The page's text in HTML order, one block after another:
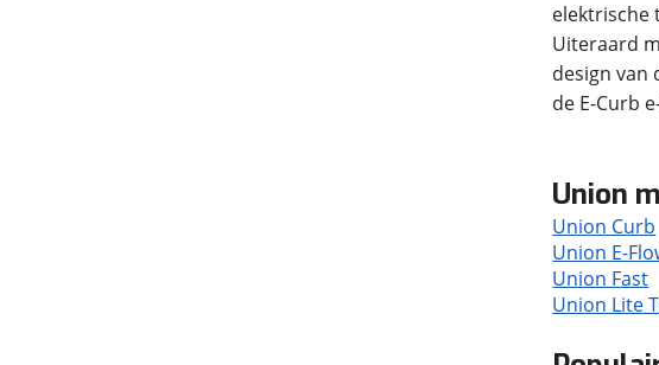
elektrische
Uiteraard
design van
de E-Curb
Union
Union Curb
Union E-
Union Fast
Union Lite